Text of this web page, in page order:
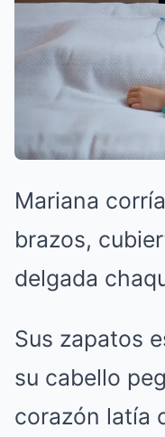
Mariana
brazos,
delgada
Sus zapatos
su cabello
corazón latía